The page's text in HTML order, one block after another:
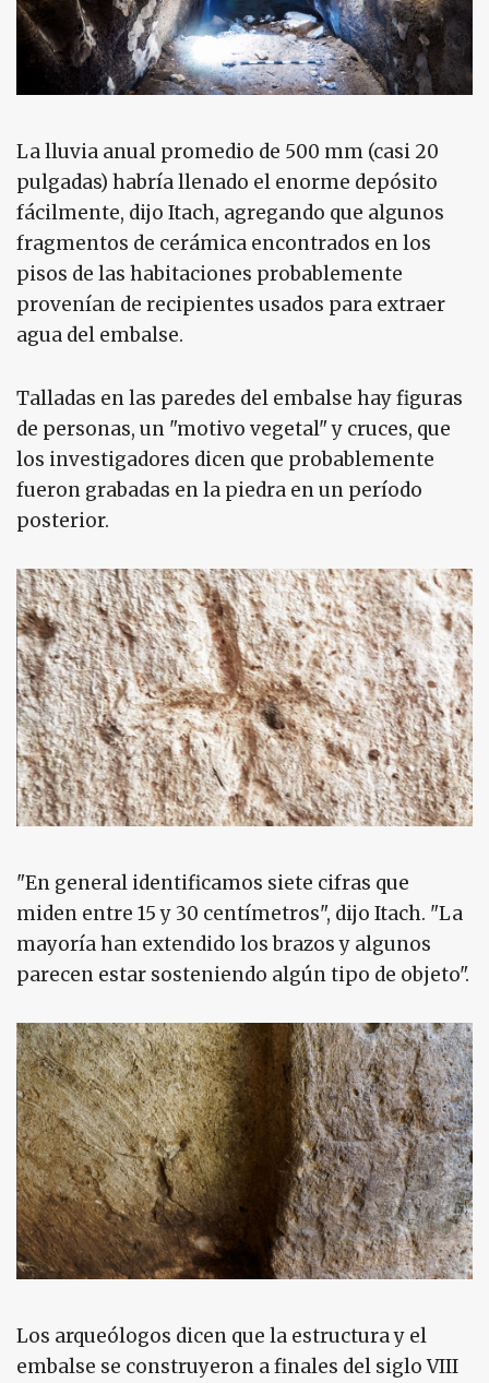
La lluvia anual promedio de 500 mm (casi 20
pulgadas) habría llenado el enorme depósito
fácilmente, dijo Itach, agregando que algunos
fragmentos de cerámica encontrados en los
pisos de las habitaciones probablemente
provenían de recipientes usados para extraer
agua del embalse.
Talladas en las paredes del embalse hay figuras
de personas, un "motivo vegetal" y cruces, que
los investigadores dicen que probablemente
fueron grabadas en la piedra en un período
posterior.
"En general identificamos siete cifras que
miden entre 15 y 30 centímetros", dijo Itach. "La
mayoría han extendido los brazos y algunos
parecen estar sosteniendo algún tipo de objeto".
Los arqueólogos dicen que la estructura y el
embalse se construyeron a finales del siglo VIII